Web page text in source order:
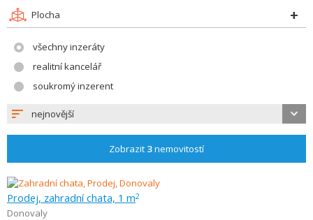
Plocha
všechny inzeráty
realitní kancelář
soukromý inzerent
nejnovější
Zobrazit 3nemovitostí
Prodej, zahradní chata, 1 m2
Donovaly